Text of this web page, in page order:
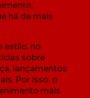
há de mais
estilo, no
sobre
lançamentos
Por isso, o
mais